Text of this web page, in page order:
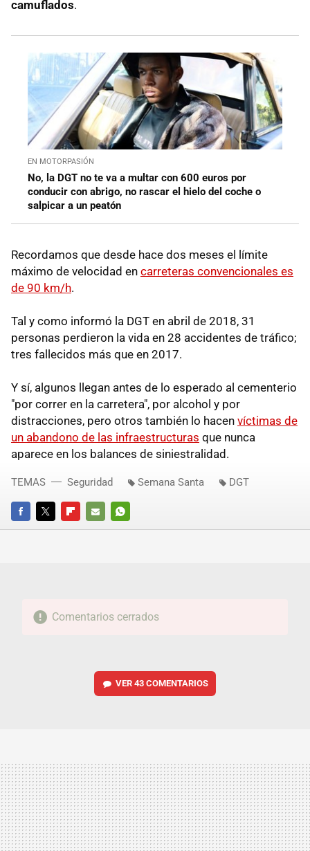
camuflados.
EN MOTORPASIÓN
No, la DGT no te va a multar con 600 euros por
conducir con abrigo, no rascar el hielo del coche o
salpicar a un peatón
Recordamos que desde hace dos meses el límite
máximo de velocidad en carreteras convencionales es
de 90 km/h.
Tal y como informó la DGT en abril de 2018, 31
personas perdieron la vida en 28 accidentes de tráfico;
tres fallecidos más que en 2017.
Y sí, algunos llegan antes de lo esperado al cementerio
"por correr en la carretera", por alcohol y por
distracciones, pero otros también lo hacen víctimas de
un abandono de las infraestructuras que nunca
aparece en los balances de siniestralidad.
FACEBOOKTWITTERFLIPBOARD
E-
WHATSAPP
TEMAS Seguridad Semana Santa DGT
Comentarios cerrados
VER 43 COMENTARIOS